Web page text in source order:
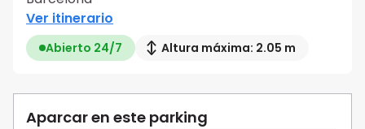
Ver itinerario
Abierto 24/7 Altura máxima: 2.05 m
Aparcar en este parking